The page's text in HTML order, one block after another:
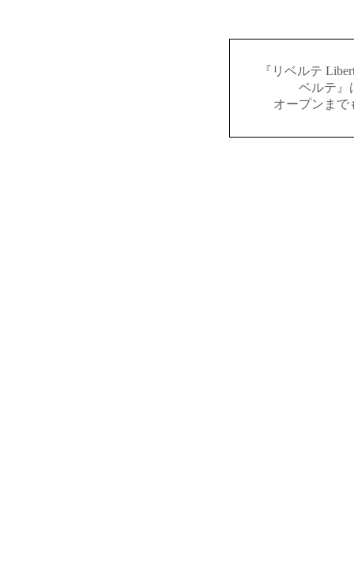
『リベルテ
ベルテ』
オープンまで